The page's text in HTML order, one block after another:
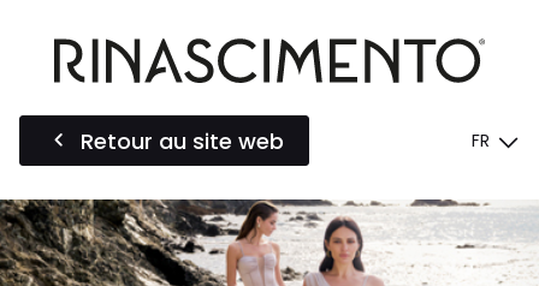
Retour au site web FR